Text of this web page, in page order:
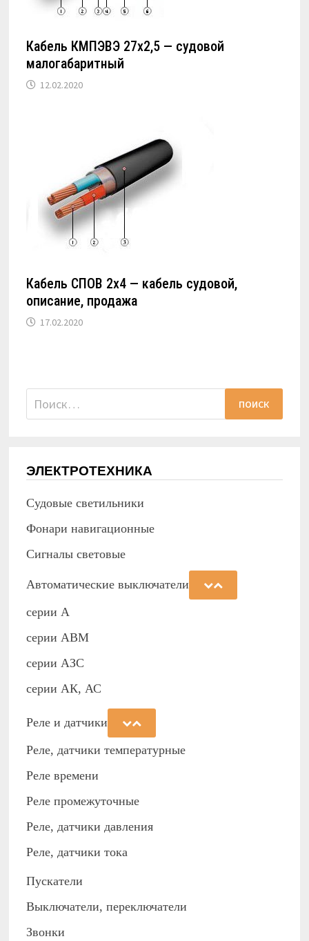
Кабель КМПЭВЭ 27х2,5 — судовой
малогабаритный
12.02.2020
Кабель СПОВ 2х4 — кабель судовой,
описание, продажа
17.02.2020
Найти:
ЭЛЕКТРОТЕХНИКА
Судовые светильники
Фонари навигационные
Сигналы световые
Автоматические выключатели
серии А
серии АВМ
cерии АЗС
серии АК, АС
Реле и датчики
Реле, датчики температурные
Реле времени
Реле промежуточные
Реле, датчики давления
Реле, датчики тока
Пускатели
Выключатели, переключатели
Звонки